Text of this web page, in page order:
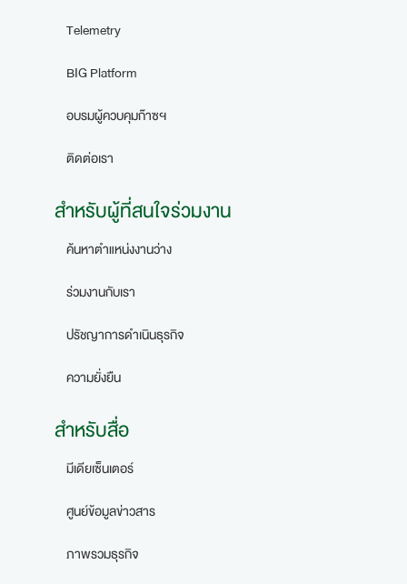
Telemetry
BIG Platform
อบรมผู้ควบคุมก๊าซฯ
ติดต่อเรา
สำหรับผู้ที่สนใจร่วมงาน
ค้นหาตำแหน่งงานว่าง
ร่วมงานกับเรา
ปรัชญาการดำเนินธุรกิจ
ความยั่งยืน
สำหรับสื่อ
มีเดียเซ็นเตอร์
ศูนย์ข้อมูลข่าวสาร
ภาพรวมธุรกิจ